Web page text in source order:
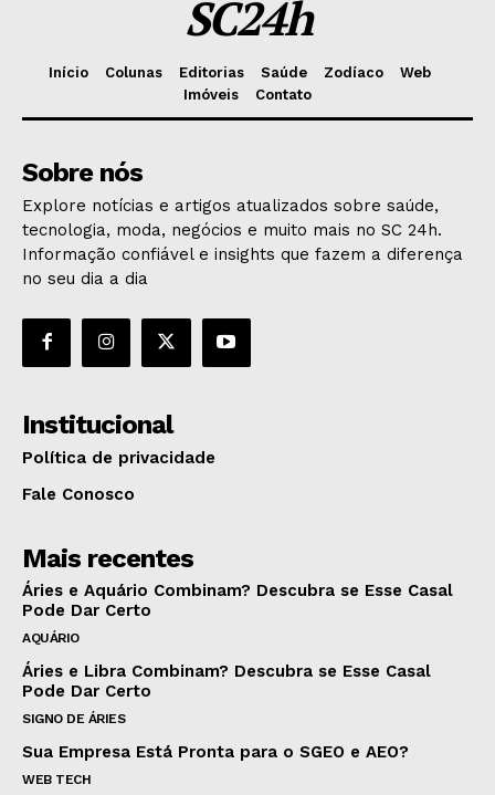
SC24h
Início Colunas Editorias Saúde Zodíaco
Web
Imóveis
Contato
Sobre nós
Explore notícias e artigos atualizados sobre saúde,
tecnologia, moda, negócios e muito mais no SC 24h.
Informação confiável e insights que fazem a diferença
no seu dia a dia
Institucional
Política de privacidade
Fale Conosco
Mais recentes
Áries e Aquário Combinam? Descubra se Esse Casal
Pode Dar Certo
AQUÁRIO
Áries e Libra Combinam? Descubra se Esse Casal
Pode Dar Certo
SIGNO DE ÁRIES
Sua Empresa Está Pronta para o SGEO e AEO?
WEB TECH